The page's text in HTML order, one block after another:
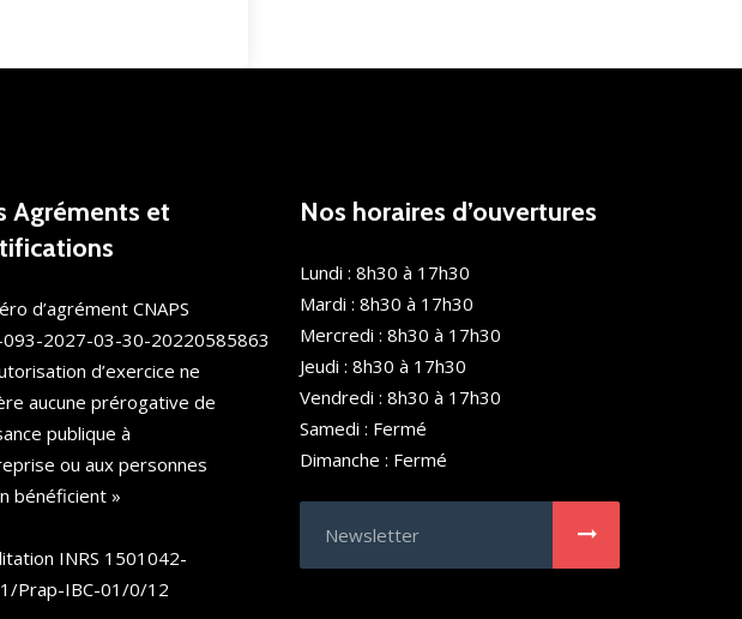
Agréments et
d’agrément CNAPS
093-2027-03-30-20220585863
d’exercice ne
aucune prérogative de
publique à
ou aux personnes
bénéficient »
INRS 1501042-
Prap-IBC-01/0/12
Nos horaires d’ouvertures
Lundi : 8h30 à 17h30
Mardi : 8h30 à 17h30
Mercredi : 8h30 à 17h30
Jeudi : 8h30 à 17h30
Vendredi : 8h30 à 17h30
Samedi : Fermé
Dimanche : Fermé